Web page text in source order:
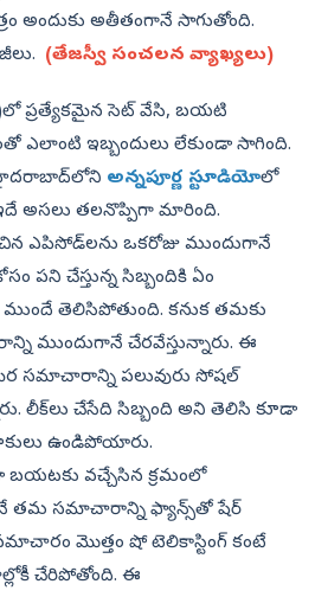
అందుకు అతీతంగానే సాగుతోంది.
(తేజస్వీ సంచలన వ్యాఖ్యలు)
ప్రత్యేకమైన సెట్‌ వేసి, బయటి
ఎలాంటి ఇబ్బందులు లేకుండా సాగింది.
అన్నపూర్ణ స్టూడియోలో
ఇదే అసలు తలనొప్పిగా మారింది.
ఎపిసోడ్‌లను ఒకరోజు ముందుగానే
పని చేస్తున్న సిబ్బందికి ఏం
తెలిసిపోతుంది. కనుక తమకు
ముందుగానే చేరవేస్తున్నారు. ఈ
సమాచారాన్ని పలువురు సోషల్‌
లీక్‌లు చేసేది సిబ్బంది అని తెలిసి కూడా
ఉండిపోయారు.
బయటకు వచ్చేసిన క్రమంలో
తమ సమాచారాన్ని ఫ్యాన్స్‌తో షేర్‌
మొత్తం షో టెలికాస్టింగ్‌ కంటే
చేరిపోతోంది. ఈ